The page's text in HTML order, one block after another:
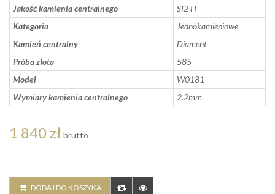
Jakość kamienia centralnego
SI2 H
Kategoria
Jednokamieniowe
Kamień centralny
Diament
Próba złota
585
Model
W0181
Wymiary kamienia centralnego
2.2mm
1 840 zł brutto
DODAJ DO KOSZYKA